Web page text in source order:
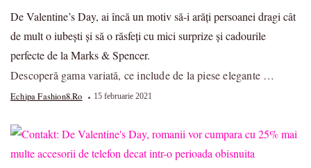
De Valentine’s Day, ai încă un motiv să-i arăți persoanei dragi cât
de mult o iubești și să o răsfeți cu mici surprize și cadourile
perfecte de la Marks & Spencer.
Descoperă gama variată, ce include de la piese elegante …
Echipa Fashion8.ro 15 februarie 2021